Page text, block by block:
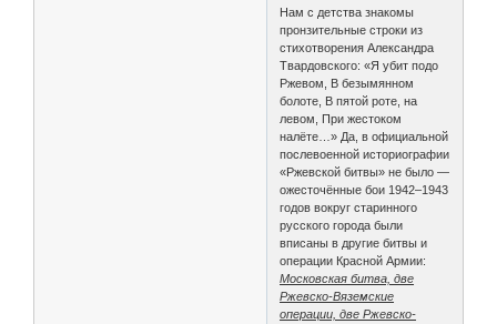
Нам с детства знакомы
пронзительные строки из
стихотворения Александра
Твардовского: «Я убит подо
Ржевом, В безымянном
болоте, В пятой роте, на
левом, При жестоком
налёте…» Да, в официальной
послевоенной историографии
«Ржевской битвы» не было —
ожесточённые бои 1942–1943
годов вокруг старинного
русского города были
вписаны в другие битвы и
операции Красной Армии:
Московская битва, две
Ржевско-Вяземские
операции, две Ржевско-